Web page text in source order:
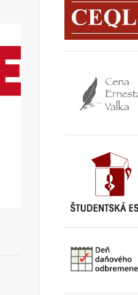
finišujú s prípravou
rozpočtov
2025